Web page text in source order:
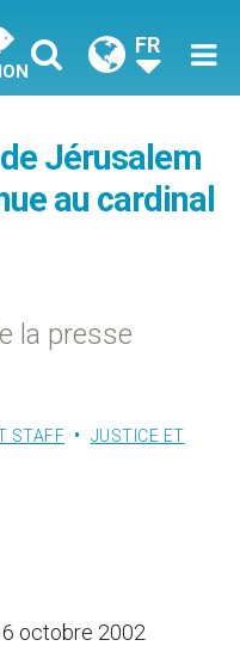
FR
Jérusalem
au cardinal
la presse
STAFF
JUSTICE ET
6 octobre 2002